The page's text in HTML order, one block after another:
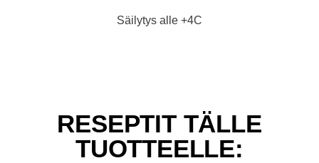
Säilytys alle +4C
RESEPTIT TÄLLE
TUOTTEELLE: